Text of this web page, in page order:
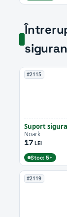
#2115
Suport
Noark
17LEI
Stoc: 5+
#2119